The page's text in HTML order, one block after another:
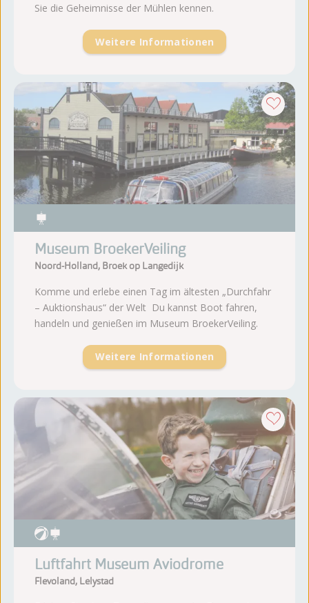
Sie die Geheimnisse der Mühlen kennen.
Weitere Informationen
Museum BroekerVeiling
Noord-Holland, Broek op Langedijk
Komme und erlebe einen Tag im ältesten „Durchfahr
– Auktionshaus“ der Welt Du kannst Boot fahren,
handeln und genießen im Museum BroekerVeiling.
Weitere Informationen
Luftfahrt Museum Aviodrome
Flevoland, Lelystad